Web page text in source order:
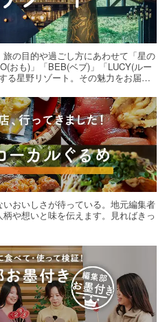
旅の目的や過ごし方にあわせて「星の
おも)」「BEB(ベブ)」「LUCY(ルー
る星野リゾート。その魅力をお届け
おいしさが待っている。地元編集者
や想いと味を伝えます。見ればきっ